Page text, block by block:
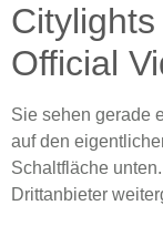
Official
Sie sehen gerade
auf den
Schaltfläche
Drittanbieter